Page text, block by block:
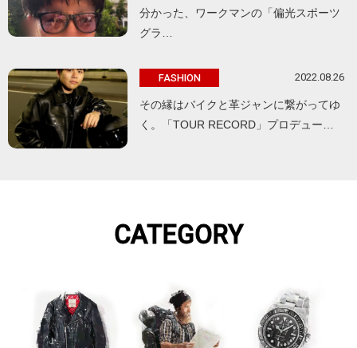
分かった、ワークマンの「偏光スポーツ
グラ…
FASHION 2022.08.26
その縁はバイクと革ジャンに繋がってゆ
く。「TOUR RECORD」プロデュー…
CATEGORY